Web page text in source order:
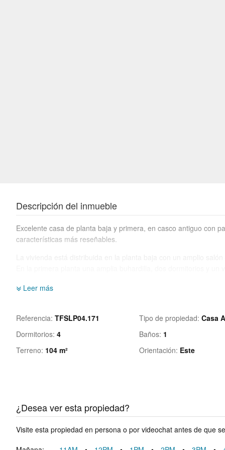
Descripción del inmueble
Excelente casa de planta baja y primera, en casco antiguo con
características más reseñables.
La vivienda está cerca de todos los servicios y la zona
No deje perder esta oportunidad y concierte una cita con
Leer más
Referencia TFSLP04.171 Tipo de propiedad Casa
Dormitorios 4 Baños 1
Terreno 104 m² Orientación Este
¿Desea ver esta propiedad?
Visite esta propiedad en persona o por videochat antes de que